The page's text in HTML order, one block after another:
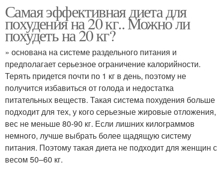
Самая эффективная диета для
похудения на 20 кг.. Можно ли
похудеть на 20 кг?
» основана на системе раздельного питания и
предполагает серьезное ограничение калорийности.
Терять придется почти по 1 кг в день, поэтому не
получится избавиться от голода и недостатка
питательных веществ. Такая система похудения больше
подходит для тех, у кого серьезные жировые отложения,
вес не меньше 80-90 кг. Если лишних килограммов
немного, лучше выбрать более щадящую систему
питания. Поэтому такая диета не подходит для женщин с
весом 50–60 кг.